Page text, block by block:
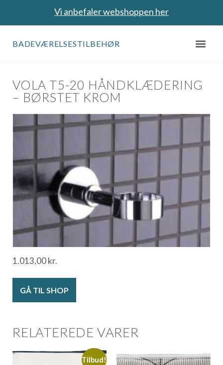
Vi anbefaler webshoppen her
BADEVÆRELSESTILBEHØR
VOLA T5-20 HÅNDKLÆDERING
– BØRSTET KROM
1.013,00kr.
GÅ TIL SHOP
RELATEREDE VARER
Tilbud!